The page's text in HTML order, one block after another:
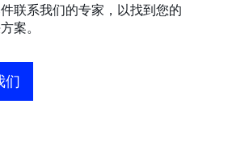
联系我们的专家，以找到您的
案。
们